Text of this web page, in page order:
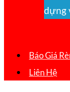
dựng
Báo Giá
Liên Hệ